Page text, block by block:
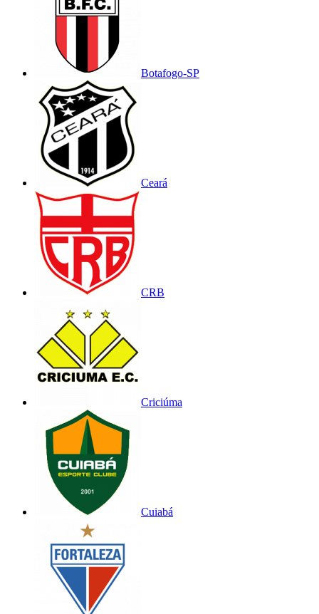
Botafogo-SP
Ceará
CRB
Criciúma
Cuiabá